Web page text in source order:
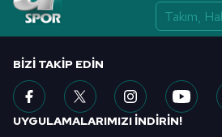
vasıtasıyla belirleyebilirsiniz.
için Ayarlar butonuna tıklayabilir,
6698 sayılı Kişisel Verilerin
hazırlanmış Aydınlatma Metnimizi
ilgili mevzuata uygun olarak
BIZI TAKIP EDIN
UYGULAMALARIMIZI İNDİRİN!